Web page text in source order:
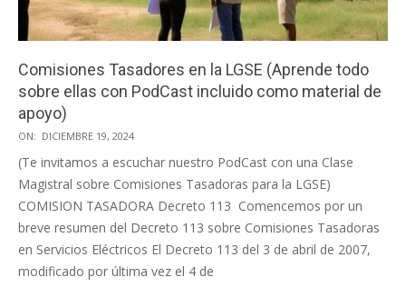
Comisiones Tasadores en la LGSE (Aprende todo
sobre ellas con PodCast incluido como material de
apoyo)
2024-
12-
19
ON: DICIEMBRE 19, 2024
(Te invitamos a escuchar nuestro PodCast con una Clase
Magistral sobre Comisiones Tasadoras para la LGSE)
COMISION TASADORA Decreto 113 Comencemos por un
breve resumen del Decreto 113 sobre Comisiones Tasadoras
en Servicios Eléctricos El Decreto 113 del 3 de abril de 2007,
modificado por última vez el 4 de